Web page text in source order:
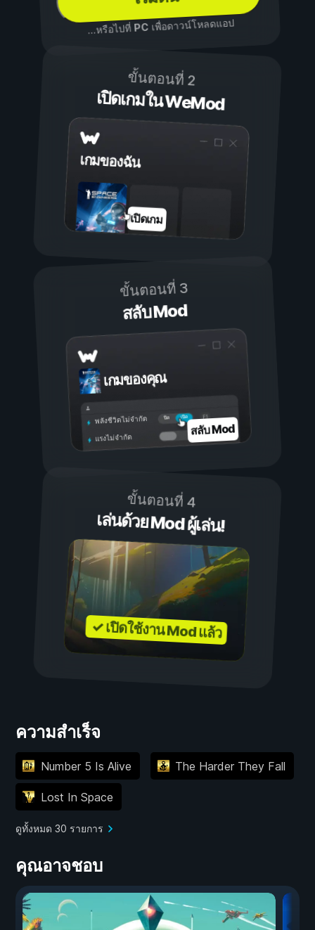
...หรือไปที่ PCเพื่อดาวน์โหลดแอป
ขั้นตอนที่ 2
เปิดเกมใน WeMod
เกมของฉัน
เปิดเกม
ขั้นตอนที่ 3
สลับ Mod
เกมของคุณ
เปิด
ปิด
พลังชีวิตไม่จำกัด
แรงไม่จำกัด สลับ Mod
ขั้นตอนที่ 4
เล่นด้วย Mod ผู้เล่น!
✓ เปิดใช้งาน Mod แล้ว
ความสำเร็จ
Number 5 Is Alive The Harder They Fall
Lost In Space
ดูทั้งหมด 30 รายการ
คุณอาจชอบ